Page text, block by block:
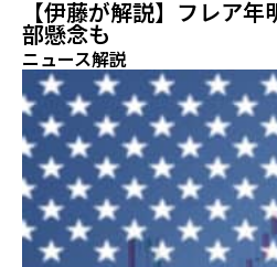
【伊藤が解説】フレア
部懸念も
ニュース解説